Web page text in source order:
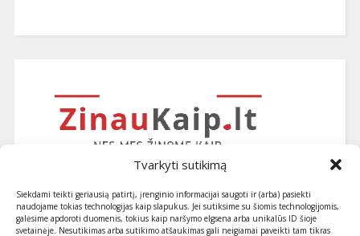
Tvarkyti sutikimą
Siekdami teikti geriausią patirtį, įrenginio informacijai saugoti ir (arba) pasiekti
naudojame tokias technologijas kaip slapukus. Jei sutiksime su šiomis technologijomis,
galėsime apdoroti duomenis, tokius kaip naršymo elgsena arba unikalūs ID šioje
svetainėje. Nesutikimas arba sutikimo atšaukimas gali neigiamai paveikti tam tikras